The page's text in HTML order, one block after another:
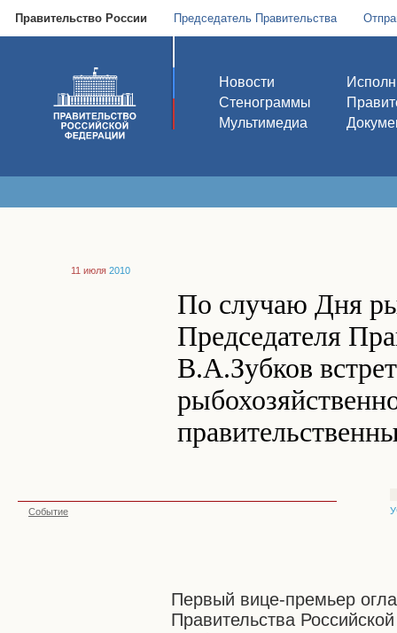
Правительство России Председатель Правительства
Новости
Стенограммы
Мультимедиа
11 июля 2010
По случаю Дня
Председателя
В.А.Зубков
Событие
Первый вице-премьер
Правительства